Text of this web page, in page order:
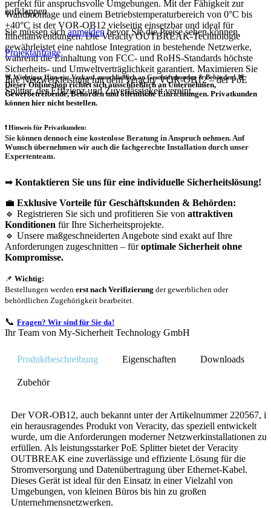
perfekt für anspruchsvolle Umgebungen. Mit der Fähigkeit zur
Wandmontage und einem Betriebstemperaturbereich von 0°C bis
+40°C ist der VOR-OB12 vielseitig einsetzbar und ideal für
Innenanwendungen. Die Veracity OUTBREAK-Technologie
gewährleistet eine nahtlose Integration in bestehende Netzwerke,
während die Einhaltung von FCC- und RoHS-Standards höchste
Sicherheits- und Umweltverträglichkeit garantiert. Maximieren Sie
Ihre Netzwerkleistung mit dem Veracity VOR-OB12 – der PoE
Splitter, der Effizienz und Zuverlässigkeit vereint.
aufklappen
Sie müssen sichanmeldenbevor Sie die Preise sehen können.
Projektanfrage
🚨 Wichtiger Hinweis: Verkauf ausschließlich an Geschäftskunden & Behörden! 🚨
Dieser Onlineshop richtet sichausschließlich an Unternehmen,
Gewerbetreibende, Behörden und öffentliche Einrichtungen. Privatkunden
können hier nicht bestellen.
❗Hinweis für Privatkunden:
Sie können dennoch eine kostenlose Beratung in Anspruch nehmen. Auf
Wunsch übernehmen wir auch die fachgerechte Installation durch unser
Expertenteam.
➡ Kontaktieren Sie uns für eine individuelle Sicherheitslösung!
💼 Exklusive Vorteile für Geschäftskunden & Behörden:
🔹 Registrieren Sie sich und profitieren Sie von attraktiven
Konditionen für Ihre Sicherheitsprojekte.
🔹 Unsere maßgeschneiderten Angebote sind exakt auf Ihre
Anforderungen zugeschnitten – füroptimale Sicherheit ohne
Kompromisse.
📌 Wichtig:
Bestellungen werden erst nach Verifizierung der gewerblichen oder
behördlichen Zugehörigkeit bearbeitet.
📞 Fragen? Wir sind für Sie da!
Ihr Team von My-Sicherheit Technology GmbH
Produktbeschreibung Eigenschaften Downloads
Zubehör
Der VOR-OB12, auch bekannt unter der Artikelnummer 220567,
ein herausragendes Produkt von Veracity, das speziell entwickelt
wurde, um die Anforderungen moderner Netzwerkinstallationen zu
erfüllen. Als leistungsstarker PoE Splitter bietet der Veracity
OUTBREAK eine zuverlässige und effiziente Lösung für die
Stromversorgung und Datenübertragung über Ethernet-Kabel.
Dieses Gerät ist ideal für den Einsatz in einer Vielzahl von
Umgebungen, von kleinen Büros bis hin zu großen
Unternehmensnetzwerken.